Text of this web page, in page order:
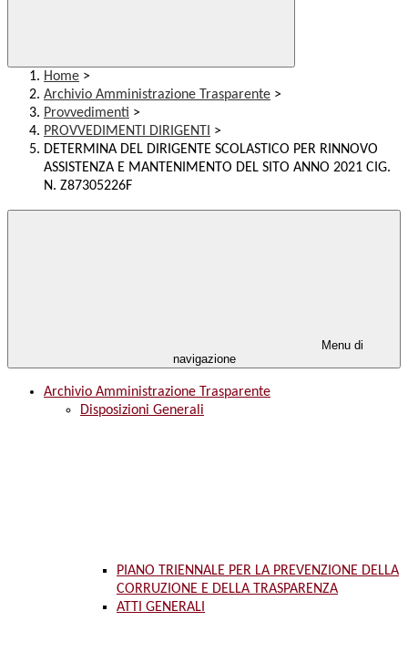
Home >
Archivio Amministrazione Trasparente >
Provvedimenti >
PROVVEDIMENTI DIRIGENTI >
DETERMINA DEL DIRIGENTE SCOLASTICO PER RINNOVO
ASSISTENZA E MANTENIMENTO DEL SITO ANNO 2021 CIG.
N. Z87305226F
Menu di
navigazione
Archivio Amministrazione Trasparente
Disposizioni Generali
PIANO TRIENNALE PER LA PREVENZIONE DELLA
CORRUZIONE E DELLA TRASPARENZA
ATTI GENERALI